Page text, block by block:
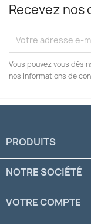
Recevez nos
Vous pouvez vous
nos informations de
PRODUITS
NOTRE SOCIÉTÉ
VOTRE COMPTE